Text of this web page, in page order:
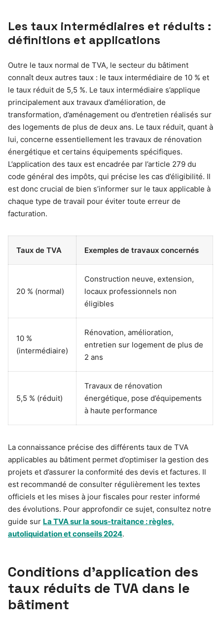
Les taux intermédiaires et réduits :
définitions et applications
Outre le taux normal de TVA, le secteur du bâtiment
connaît deux autres taux : le taux intermédiaire de 10 % et
le taux réduit de 5,5 %. Le taux intermédiaire s’applique
principalement aux travaux d’amélioration, de
transformation, d’aménagement ou d’entretien réalisés sur
des logements de plus de deux ans. Le taux réduit, quant à
lui, concerne essentiellement les travaux de rénovation
énergétique et certains équipements spécifiques.
L’application des taux est encadrée par l’article 279 du
code général des impôts, qui précise les cas d’éligibilité. Il
est donc crucial de bien s’informer sur le taux applicable à
chaque type de travail pour éviter toute erreur de
facturation.
Taux de TVA Exemples de travaux concernés
20 % (normal)
Construction neuve, extension,
locaux professionnels non
éligibles
10 %
(intermédiaire)
Rénovation, amélioration,
entretien sur logement de plus de
2 ans
5,5 % (réduit)
Travaux de rénovation
énergétique, pose d’équipements
à haute performance
La connaissance précise des différents taux de TVA
applicables au bâtiment permet d’optimiser la gestion des
projets et d’assurer la conformité des devis et factures. Il
est recommandé de consulter régulièrement les textes
officiels et les mises à jour fiscales pour rester informé
des évolutions. Pour approfondir ce sujet, consultez notre
guide sur La TVA sur la sous-traitance : règles,
autoliquidation et conseils 2024.
Conditions d’application des
taux réduits de TVA dans le
bâtiment